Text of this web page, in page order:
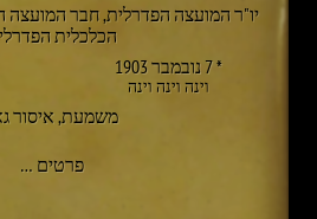
יו"ר המועצה הפדרלית, חבר
הכלכלית
* 7 נובמבר 1903
וינה וינה וינה
משמעת,איסור
פרטים …